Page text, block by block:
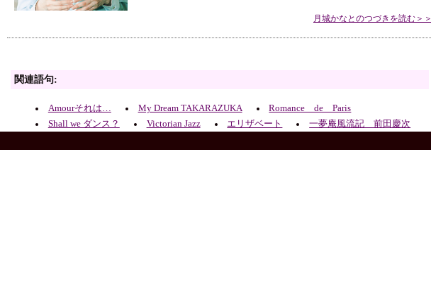
月城かなとのつづきを読む＞＞
関連語句:
Amourそれは… My Dream TAKARAZUKA
Romance de Paris
Shall we ダンス？
Victorian Jazz エリザベート 一夢庵風流記 前田慶次